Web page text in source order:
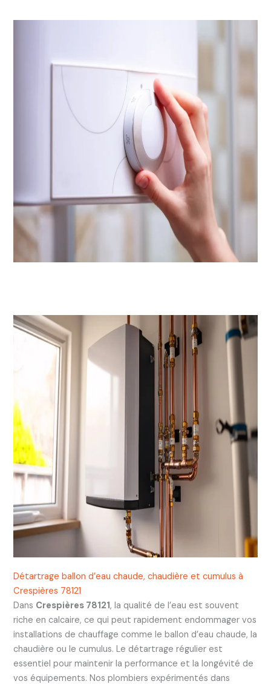
Détartrage ballon d’eau chaude, chaudière et cumulus à
Crespières 78121
Dans Crespières 78121, la qualité de l’eau est souvent
riche en calcaire, ce qui peut rapidement endommager vos
installations de chauffage comme le ballon d’eau chaude, la
chaudière ou le cumulus. Le détartrage régulier est
essentiel pour maintenir la performance et la longévité de
vos équipements. Nos plombiers expérimentés dans